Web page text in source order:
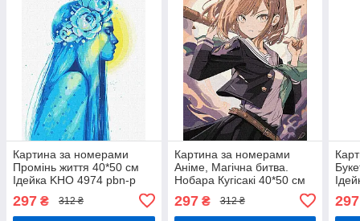
Картина за номерами
Промінь життя 40*50 см
Ідейка KHO 4974 pbn-p
297 ₴ 312 ₴
Картина за номерами
Аніме, Магічна битва.
Нобара Кугісакі 40*50 см
297₴ 312 ₴ 297